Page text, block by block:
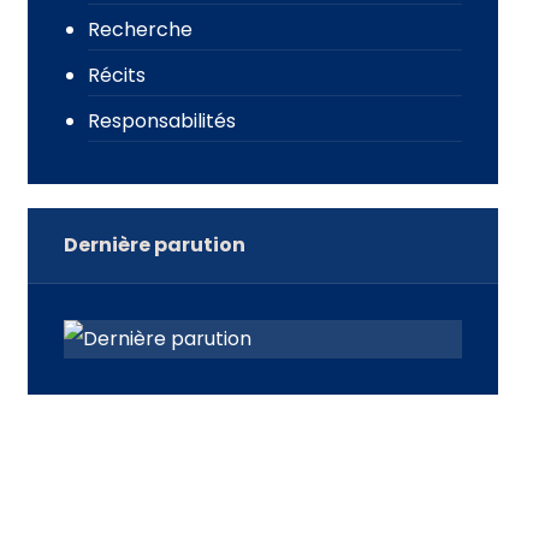
Recherche
Récits
Responsabilités
Dernière parution